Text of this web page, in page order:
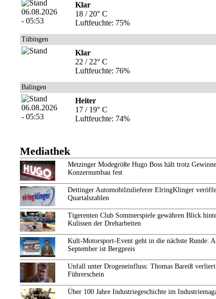
Klar
18 / 20° C
Luftfeuchte: 75%
Tübingen
Klar
22 / 22° C
Luftfeuchte: 76%
Balingen
Heiter
17 / 19° C
Luftfeuchte: 74%
Mediathek
Metzinger Modegröße Hugo Boss hält trotz
Konzernumbau fest
Dettinger Automobilzulieferer ElringKlinger
Quartalszahlen
Tigerenten Club Sommerspiele gewähren Blick
Kulissen der Dreharbeiten
Kult-Motorsport-Event geht in die nächste Runde:
September ist Bergpreis
Unfall unter Drogeneinfluss: Thomas Bareiß verliert
Führerschein
Über 100 Jahre Industriegeschichte im